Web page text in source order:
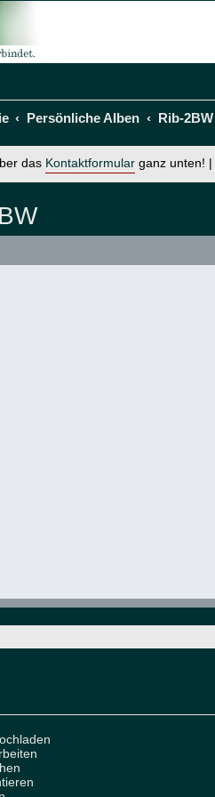
Persönliche Alben Rib-2BW
das Kontaktformular ganz unten! |